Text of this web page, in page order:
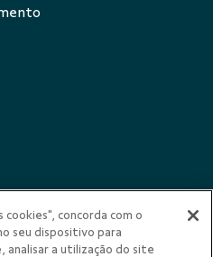
concorda com o
seu dispositivo para
analisar a utilização do site